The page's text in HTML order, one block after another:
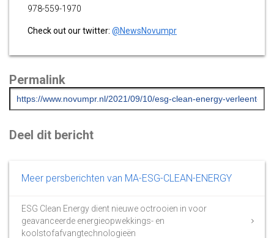
978-559-1970
Check out our twitter: @NewsNovumpr
Permalink
Deel dit bericht
Meer persberichten van MA-ESG-CLEAN-ENERGY
ESG Clean Energy dient nieuwe octrooien in voor
geavanceerde energieopwekkings- en
koolstofafvangtechnologieën